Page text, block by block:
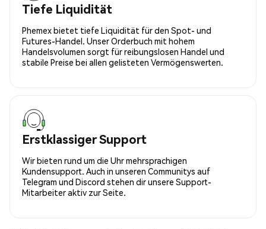
Tiefe Liquidität
Phemex bietet tiefe Liquidität für den Spot- und
Futures-Handel. Unser Orderbuch mit hohem
Handelsvolumen sorgt für reibungslosen Handel und
stabile Preise bei allen gelisteten Vermögenswerten.
Erstklassiger Support
Wir bieten rund um die Uhr mehrsprachigen
Kundensupport. Auch in unseren Communitys auf
Telegram und Discord stehen dir unsere Support-
Mitarbeiter aktiv zur Seite.